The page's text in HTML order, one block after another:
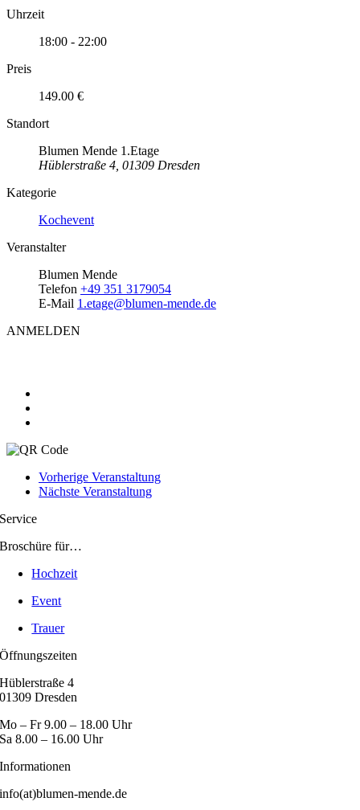
Uhrzeit
18:00 - 22:00
Preis
149.00 €
Standort
Blumen Mende 1.Etage
Hüblerstraße 4, 01309 Dresden
Kategorie
Kochevent
Veranstalter
Blumen Mende
Telefon +49 351 3179054
E-Mail 1.etage@blumen-mende.de
ANMELDEN
Vorherige Veranstaltung
Nächste Veranstaltung
Service
Broschüre für…
Hochzeit
Event
Trauer
Öffnungszeiten
Hüblerstraße 4
01309 Dresden
Mo – Fr 9.00 – 18.00 Uhr
Sa 8.00 – 16.00 Uhr
Informationen
info(at)blumen-mende.de